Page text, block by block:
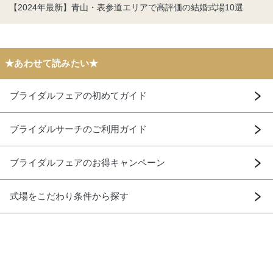
【2024年最新】青山・表参道エリアで高評価の結婚式場10選
★あわせて読みたい★
ブライダルフェアの初めてガイド
ブライダルサーチのご利用ガイド
ブライダルフェアのお得キャンペーン
式場をこだわり条件から探す